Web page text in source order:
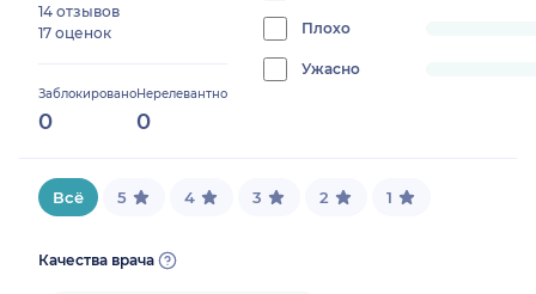
14 отзывов
17 оценок
Заблокировано
0
Нерелевантно
0
0%
Плохо
progress:
Ужасно
0%
Всё 5 4 3 2 1
Качества врача